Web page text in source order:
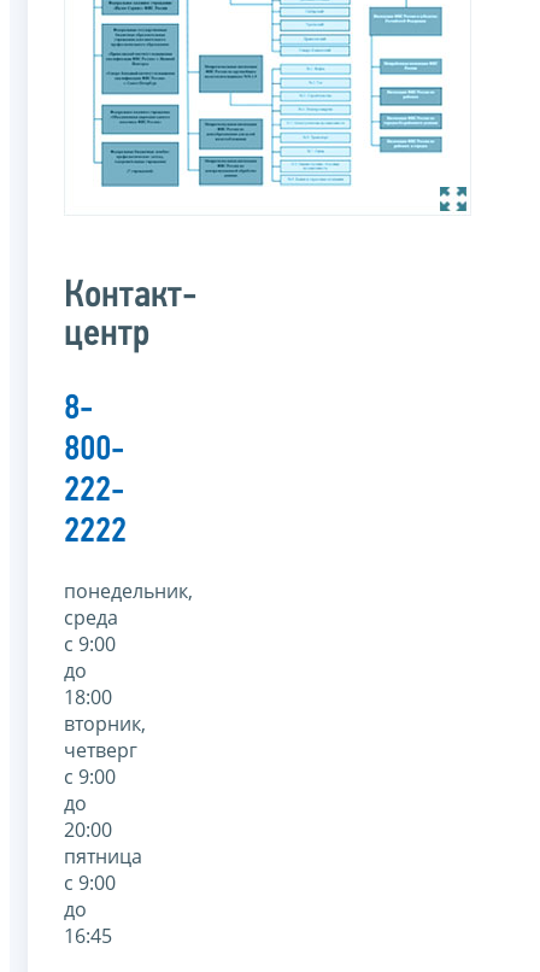
Контакт-
центр
8-
800-
222-
2222
понедельник,
среда
с 9:00
до
18:00
вторник,
четверг
с 9:00
до
20:00
пятница
с 9:00
до
16:45